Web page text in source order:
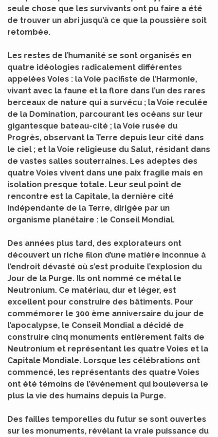
seule chose que les survivants ont pu faire a été
de trouver un abri jusqu’à ce que la poussière soit
retombée.
Les restes de l’humanité se sont organisés en
quatre idéologies radicalement différentes
appelées Voies : la Voie pacifiste de l’Harmonie,
vivant avec la faune et la flore dans l’un des rares
berceaux de nature qui a survécu ; la Voie reculée
de la Domination, parcourant les océans sur leur
gigantesque bateau-cité ; la Voie rusée du
Progrès, observant la Terre depuis leur cité dans
le ciel ; et la Voie religieuse du Salut, résidant dans
de vastes salles souterraines. Les adeptes des
quatre Voies vivent dans une paix fragile mais en
isolation presque totale. Leur seul point de
rencontre est la Capitale, la dernière cité
indépendante de la Terre, dirigée par un
organisme planétaire : le Conseil Mondial.
Des années plus tard, des explorateurs ont
découvert un riche filon d’une matière inconnue à
l’endroit dévasté où s’est produite l’explosion du
Jour de la Purge. Ils ont nommé ce métal le
Neutronium. Ce matériau, dur et léger, est
excellent pour construire des bâtiments. Pour
commémorer le 300 ème anniversaire du jour de
l’apocalypse, le Conseil Mondial a décidé de
construire cinq monuments entièrement faits de
Neutronium et représentant les quatre Voies et la
Capitale Mondiale. Lorsque les célébrations ont
commencé, les représentants des quatre Voies
ont été témoins de l’événement qui bouleversa le
plus la vie des humains depuis la Purge.
Des failles temporelles du futur se sont ouvertes
sur les monuments, révélant la vraie puissance du